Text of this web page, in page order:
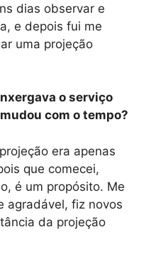
dias observar e
e depois fui me
uma projeção
o serviço
com o tempo?
era apenas
que comecei,
é um propósito. Me
agradável, fiz novos
da projeção